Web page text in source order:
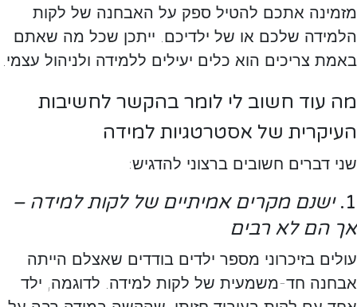
מזמינה אתכם להטיל ספק על האבחנה של לקות
הלמידה שלכם או של ילדיכם. ייתכן שכל מה שאתם
באמת צריכים הוא כלים יעילים ללמידה ולניהול עצמי.
מה עוד חשוב לי לומר בהקשר לחשיבות
העיקרית של אסטרטגיות למידה
שני דברים חשובים ברצוני להדגיש:
1. ישנם מקרים אמיתיים של לקות למידה –
אך הם לא רבים
עולים בזיכרוני מספר ילדים בודדים שאצלם הייתה
אבחנה חד-משמעית של לקות למידה. לדוגמה, ילד